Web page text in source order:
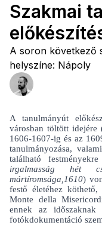
Szakmai
A soron következő
helyszíne: Nápoly
A tanulmányút
városban töltött
1606-1607-ig és az
tanulmányozása,
található
irgalmasság hét
mártíromsága,1610)
festő életéhez
Monte della
ennek az
fotókdokumentáció